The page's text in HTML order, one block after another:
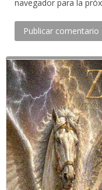
navegador para la